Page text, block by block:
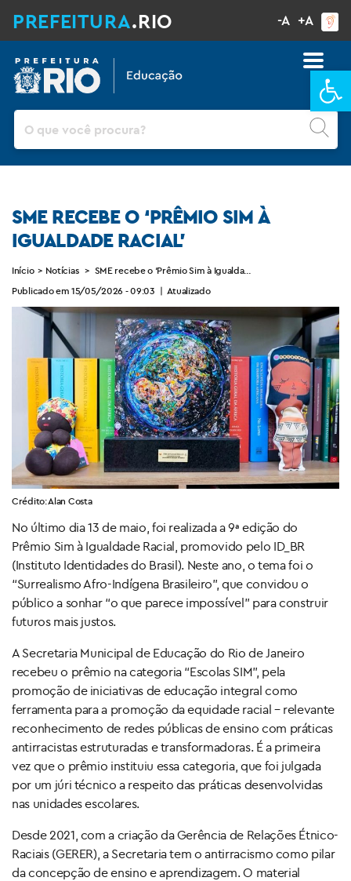
PREFEITURA.RIO -A +A
Pesquisar
SME RECEBE O ‘PRÊMIO SIM À
IGUALDADE RACIAL’
Início > Notícias > SME recebe o ‘Prêmio Sim à Igualdade Racial’
Publicado em 15/05/2026 - 09:03 | Atualizado
Crédito: Alan Costa
No último dia 13 de maio, foi realizada a 9ª edição do
Prêmio Sim à Igualdade Racial, promovido pelo ID_BR
(Instituto Identidades do Brasil). Neste ano, o tema foi o
“Surrealismo Afro-Indígena Brasileiro”, que convidou o
público a sonhar “o que parece impossível” para construir
futuros mais justos.
A Secretaria Municipal de Educação do Rio de Janeiro
recebeu o prêmio na categoria “Escolas SIM”, pela
promoção de iniciativas de educação integral como
ferramenta para a promoção da equidade racial – relevante
reconhecimento de redes públicas de ensino com práticas
antirracistas estruturadas e transformadoras. É a primeira
vez que o prêmio instituiu essa categoria, que foi julgada
por um júri técnico a respeito das práticas desenvolvidas
nas unidades escolares.
Desde 2021, com a criação da Gerência de Relações Étnico-
Raciais (GERER), a Secretaria tem o antirracismo como pilar
da concepção de ensino e aprendizagem. O material